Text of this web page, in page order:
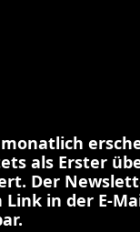
als Erster
Der
in der E-